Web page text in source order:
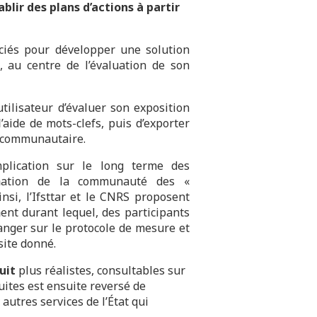
des plans d’actions à partir
pour développer une solution
au centre de l’évaluation de son
d’évaluer son exposition
de mots-clefs, puis d’exporter
sur le long terme des
de la communauté des «
l’Ifsttar et le CNRS proposent
durant lequel, des participants
sur le protocole de mesure et
donné.
plus réalistes, consultables sur
est ensuite reversé de
services de l’État qui